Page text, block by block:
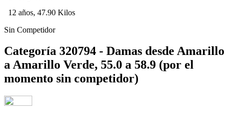
12 años, 47.90 Kilos
Sin Competidor
Categoría 320794 - Damas desde Amarillo
a Amarillo Verde, 55.0 a 58.9 (por el
momento sin competidor)